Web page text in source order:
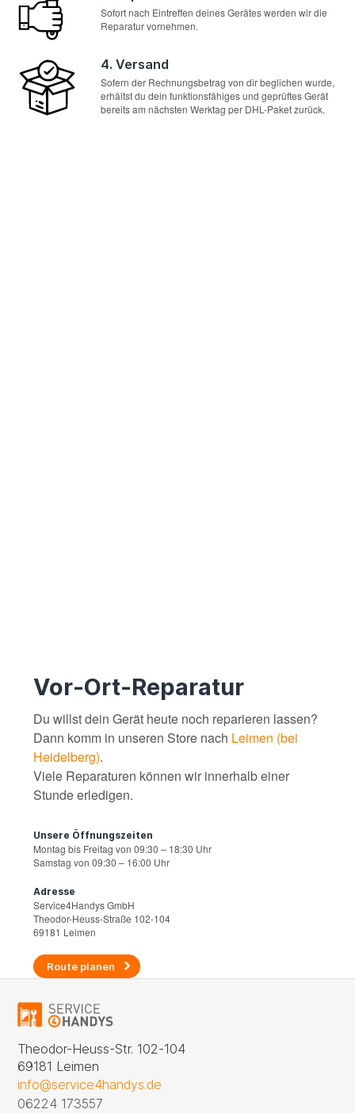
Sofort nach Eintreffen deines Gerätes werden wir die
Reparatur vornehmen.
4. Versand
Sofern der Rechnungsbetrag von dir beglichen wurde,
erhältst du dein funktionsfähiges und geprüftes Gerät
bereits am nächsten Werktag per DHL-Paket zurück.
Vor-Ort-Reparatur
Du willst dein Gerät heute noch reparieren lassen?
Dann komm in unseren Store nach Leimen (bei
Heidelberg).
Viele Reparaturen können wir innerhalb einer
Stunde erledigen.
Unsere Öffnungszeiten
Montag bis Freitag von 09:30 – 18:30 Uhr
Samstag von 09:30 – 16:00 Uhr
Adresse
Service4Handys GmbH
Theodor-Heuss-Straße 102-104
69181 Leimen
Route planen
Theodor-Heuss-Str. 102-104
69181 Leimen
info@service4handys.de
06224 173557